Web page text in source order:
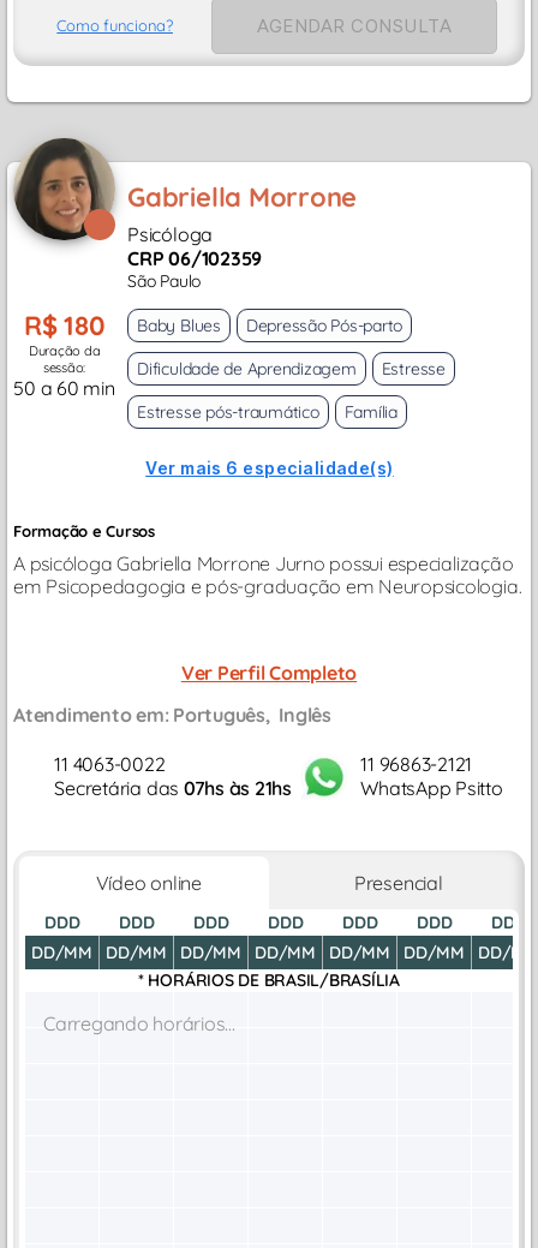
Como funciona? AGENDAR CONSULTA
Gabriella Morrone
Psicóloga
CRP 06/102359
São Paulo
R$ 180
Duração da
sessão:
50 a 60 min
Baby Blues
Depressão Pós-parto
Dificuldade de Aprendizagem
Estresse
Estresse pós-traumático
Família
Ver mais 6 especialidade(s)
Formação e Cursos
A psicóloga Gabriella Morrone Jurno possui especialização
em Psicopedagogia e pós-graduação em Neuropsicologia.
Ver Perfil Completo
Atendimento em: Português Inglês
11 4063-0022
Secretária das 07hs às 21hs
11 96863-2121
WhatsApp Psitto
Vídeo online Presencial
DDD
DD/MM
DDD
DD/MM
DDD
DD/MM
DDD
DD/MM
DDD
DD/MM
DDD
DD/MM
DDD
DD/MM
* HORÁRIOS DE BRASIL/BRASÍLIA
Carregando horários...